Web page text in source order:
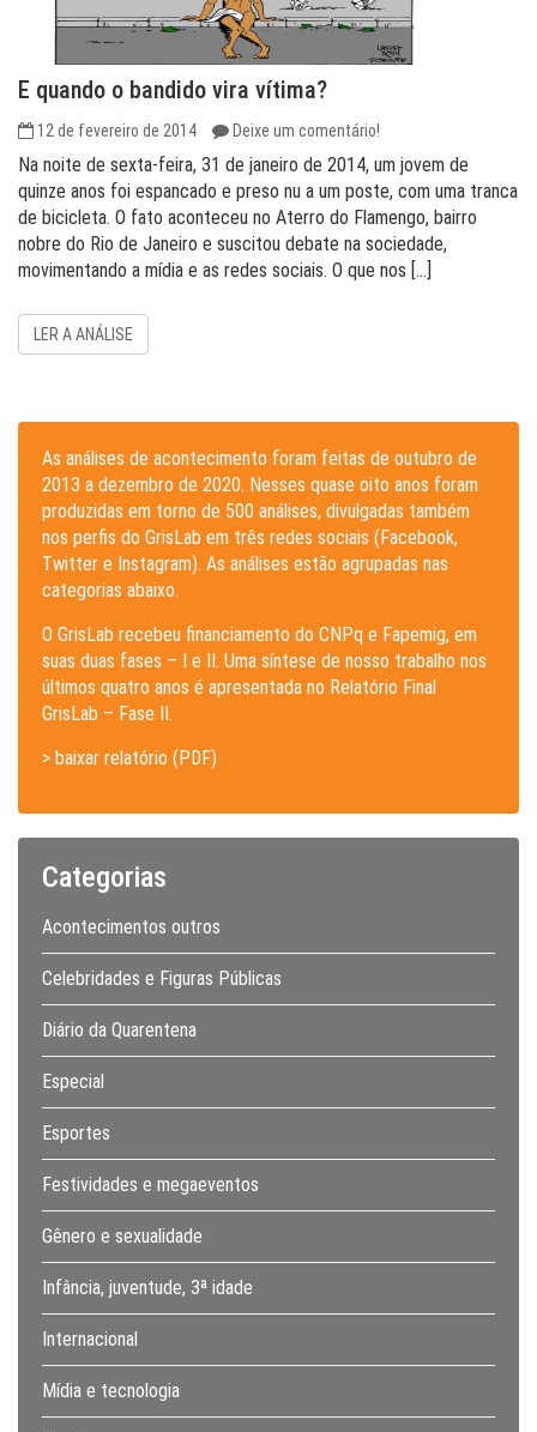
E quando o bandido vira vítima?
12 de fevereiro de 2014 Deixe um comentário!
Na noite de sexta-feira, 31 de janeiro de 2014, um jovem de
quinze anos foi espancado e preso nu a um poste, com uma tranca
de bicicleta. O fato aconteceu no Aterro do Flamengo, bairro
nobre do Rio de Janeiro e suscitou debate na sociedade,
movimentando a mídia e as redes sociais. O que nos […]
LER A ANÁLISE
As análises de acontecimento foram feitas de outubro de
2013 a dezembro de 2020. Nesses quase oito anos foram
produzidas em torno de 500 análises, divulgadas também
nos perfis do GrisLab em três redes sociais (Facebook,
Twitter e Instagram). As análises estão agrupadas nas
categorias abaixo.
O GrisLab recebeu financiamento do CNPq e Fapemig, em
suas duas fases – I e II. Uma síntese de nosso trabalho nos
últimos quatro anos é apresentada no Relatório Final
GrisLab – Fase II.
> baixar relatório (PDF)
Categorias
Acontecimentos outros
Celebridades e Figuras Públicas
Diário da Quarentena
Especial
Esportes
Festividades e megaeventos
Gênero e sexualidade
Infância, juventude, 3ª idade
Internacional
Mídia e tecnologia